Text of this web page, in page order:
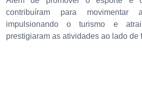
contribuíram para movimentar
impulsionando o turismo e
prestigiaram as atividades ao lado de